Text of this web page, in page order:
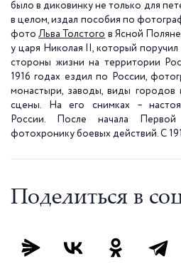
было в диковинку не только для
в целом, издал пособия по
фотоЛьва Толстого в Ясной
у царя Николая II, который
стороны жизни на территории
1916 годах ездил по России,
монастыри, заводы, виды городов
сцены. На его снимках –
России. После начала
фотохронику боевых действий. С
Поделиться в